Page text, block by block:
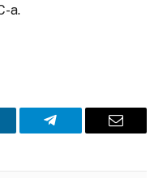
a.
Telegram Email